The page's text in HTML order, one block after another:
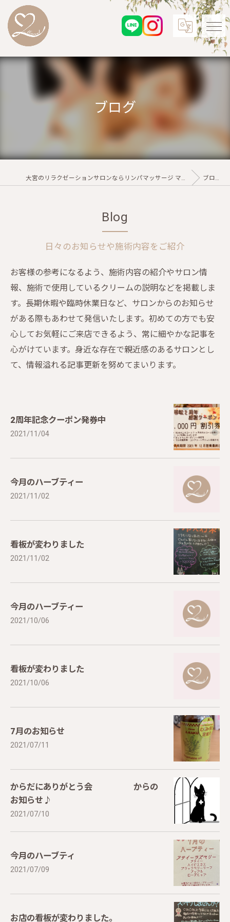
ブログ
大宮のリラクゼーションサロンならリンパマッサージ マーベル ブログ
Blog
日々のお知らせや施術内容をご紹介
お客様の参考になるよう、施術内容の紹介やサロン情
報、施術で使用しているクリームの説明などを掲載しま
す。長期休暇や臨時休業日など、サロンからのお知らせ
がある際もあわせて発信いたします。初めての方でも安
心してお気軽にご来店できるよう、常に細やかな記事を
心がけています。身近な存在で親近感のあるサロンとし
て、情報溢れる記事更新を努めてまいります。
2周年記念クーポン発券中
2021/11/04
今月のハーブティー
2021/11/02
看板が変わりました
2021/11/02
今月のハーブティー
2021/10/06
看板が変わりました
2021/10/06
7月のお知らせ
2021/07/11
からだにありがとう会 からの
お知らせ♪
2021/07/10
今月のハーブティ
2021/07/09
お店の看板が変わりました。